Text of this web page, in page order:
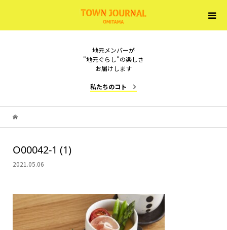
地元メンバーが
"地元ぐらし"の楽しさ
お届けします
私たちのコト
O00042-1 (1)
2021.05.06